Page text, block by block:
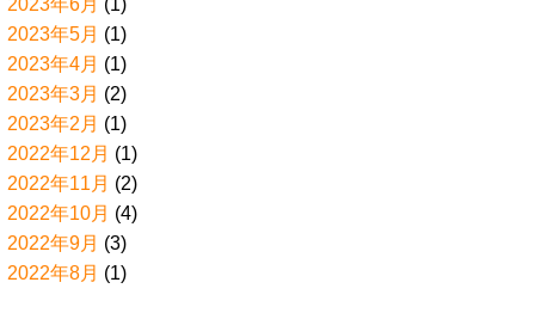
2023年6月 (1)
2023年5月 (1)
2023年4月 (1)
2023年3月 (2)
2023年2月 (1)
2022年12月 (1)
2022年11月 (2)
2022年10月 (4)
2022年9月 (3)
2022年8月 (1)